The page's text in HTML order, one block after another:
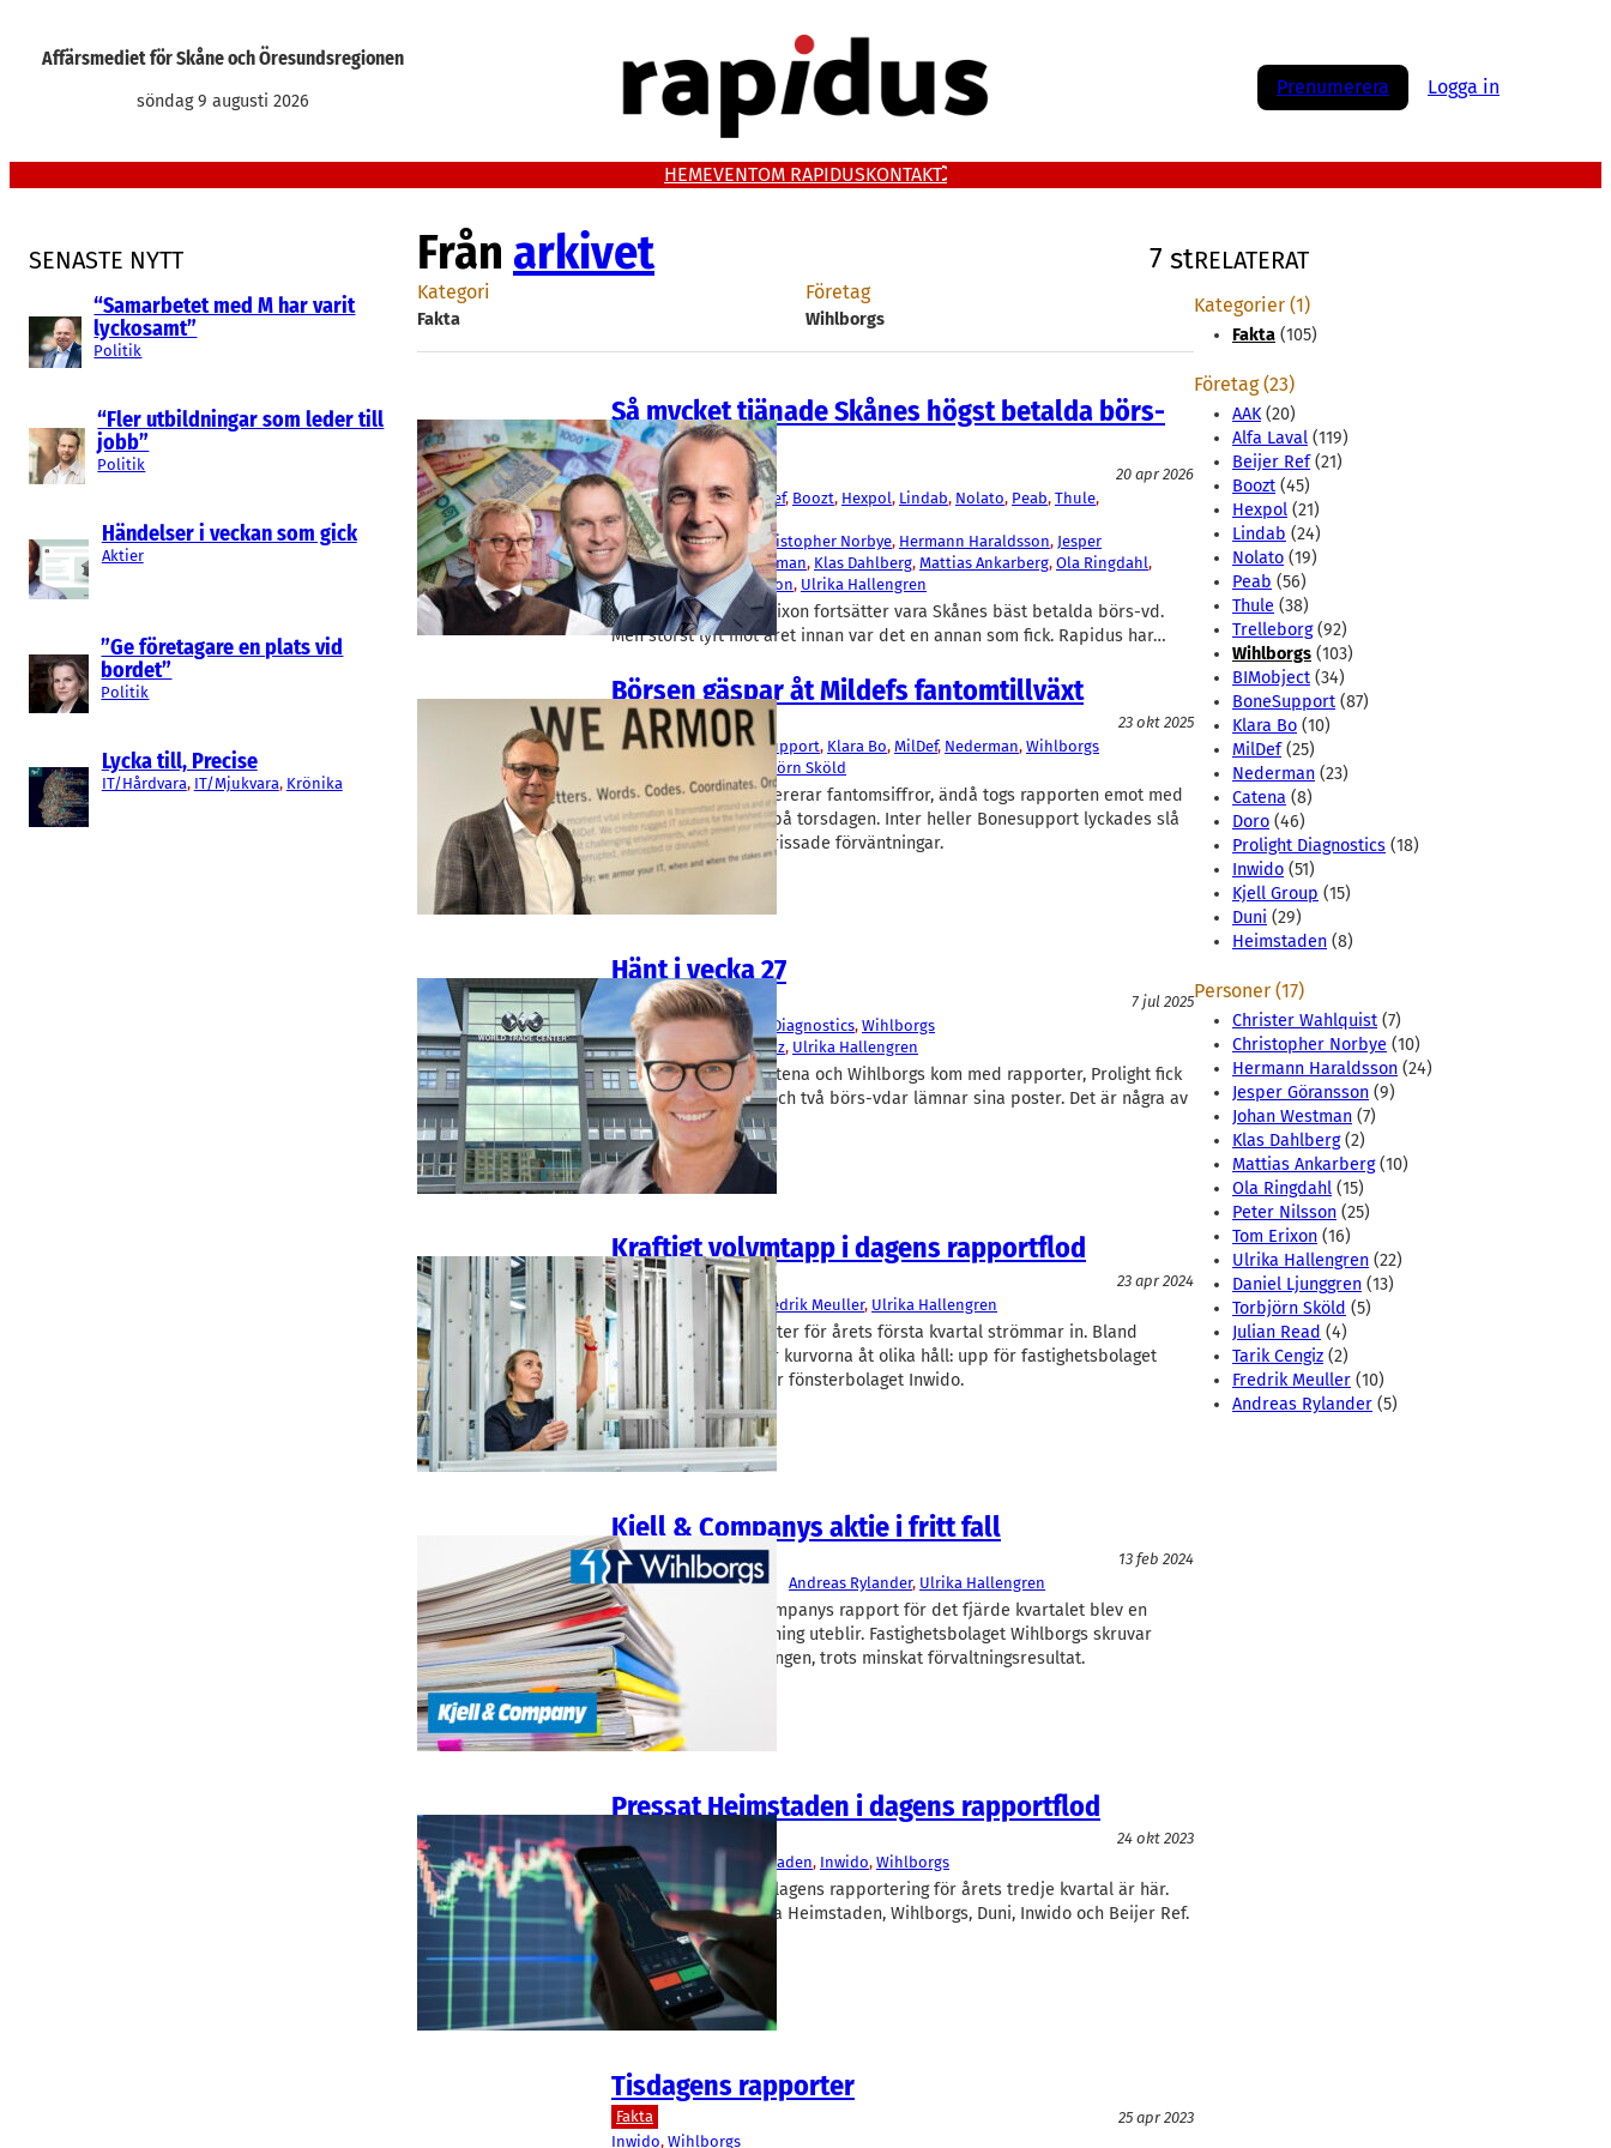
Affärsmediet för Skåne och Öresundsregionen
söndag 9 augusti 2026
Prenumerera Logga in
HEMEVENTOM RAPIDUSKONTAKT
SENASTE NYTT
“Samarbetet med M har varit
lyckosamt”
Politik
“Fler utbildningar som leder till
jobb”
Politik
Händelser i veckan som gick
Aktier
”Ge företagare en plats vid
bordet”
Politik
Lycka till, Precise
IT/Hårdvara, IT/Mjukvara, Krönika
Från arkivet 7 st
Kategori
Fakta
Företag
Wihlborgs
Så mycket tjänade Skånes högst betalda börs-
vd:ar 2025
Fakta
20 apr 2026
AAK, Alfa Laval, Beijer Ref, Boozt, Hexpol, Lindab, Nolato, Peab, Thule
Trelleborg, Wihlborgs
Christer Wahlquist
Christopher Norbye, Hermann Haraldsson, Jesper
Göransson, Johan Westman, Klas Dahlberg, Mattias Ankarberg, Ola Ringdahl
Peter Nilsson, Tom Erixon, Ulrika Hallengren
Alfa Lavals vd Tom Erixon fortsätter vara Skånes bäst betalda börs-vd.
Men störst lyft mot året innan var det en annan som fick. Rapidus har…
Börsen gäspar åt Mildefs fantomtillväxt
Fakta
23 okt 2025
AAK, BIMobject, BoneSupport, Klara Bo, MilDef, Nederman, Wihlborgs
Torbjörn Sköld
Mildef i Helsborg levererar fantomsiffror, ändå togs rapporten emot med
en fallade aktiekurs på torsdagen. Inter heller Bonesupport lyckades slå
marknadens hög uptrissade förväntningar.
Hänt i vecka 27
Fakta
7 jul 2025
Catena, Doro, Prolight Diagnostics, Wihlborgs
Julian Read
Tarik Cengiz, Ulrika Hallengren
Fastighetsbolagen Catena och Wihlborgs kom med rapporter, Prolight fick
in sina 100 miljoner och två börs-vdar lämnar sina poster. Det är några av
den gångna…
Kraftigt volymtapp i dagens rapportflod
Fakta
23 apr 2024
Inwido
Wihlborgs Fredrik Meuller, Ulrika Hallengren
Börsbolagens rapporter för årets första kvartal strömmar in. Bland
dagens rapporter går kurvorna åt olika håll: upp för fastighetsbolaget
Wihlborgs och ned för fönsterbolaget Inwido.
Kjell & Companys aktie i fritt fall
Fakta
13 feb 2024
Kjell Group, Wihlborgs Andreas Rylander, Ulrika Hallengren
Prylkedjan Kjell & Companys rapport för det fjärde kvartalet blev en
besvikelse och utdelning uteblir. Fastighetsbolaget Wihlborgs skruvar
däremot upp utdelningen, trots minskat förvaltningsresultat.
Pressat Heimstaden i dagens rapportflod
24 okt 2023
Beijer Ref
Heimstaden, Inwido, Wihlborgs
Säsongen för börsbolagens rapportering för årets tredje kvartal är här.
Idag kom bland andra Heimstaden, Wihlborgs, Duni, Inwido och Beijer Ref.
Tisdagens rapporter
Fakta
25 apr 2023
Inwido, Wihlborgs
RELATERAT
Kategorier (1)
Fakta (105)
Företag (23)
AAK(20)
Alfa Laval (119)
Beijer Ref(21)
Boozt (45)
Hexpol (21)
Lindab (24)
Nolato (19)
Peab (56)
Thule (38)
Trelleborg(92)
Wihlborgs (103)
BIMobject (34)
BoneSupport (87)
Klara Bo (10)
MilDef(25)
Nederman (23)
Catena (8)
Doro (46)
Prolight Diagnostics (18)
Inwido (51)
Kjell Group (15)
Duni (29)
Heimstaden (8)
Personer (17)
Christer Wahlquist (7)
Christopher Norbye (10)
Hermann Haraldsson (24)
Jesper Göransson (9)
Johan Westman (7)
Klas Dahlberg(2)
Mattias Ankarberg(10)
Ola Ringdahl (15)
Peter Nilsson (25)
Tom Erixon (16)
Ulrika Hallengren (22)
Daniel Ljunggren (13)
Torbjörn Sköld (5)
Julian Read (4)
Tarik Cengiz (2)
Fredrik Meuller (10)
Andreas Rylander (5)